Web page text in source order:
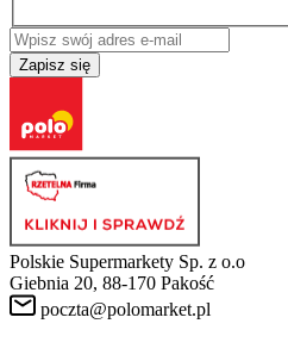
Zapisz się
Polskie Supermarkety Sp. z o.o
Giebnia 20, 88-170 Pakość
poczta@polomarket.pl